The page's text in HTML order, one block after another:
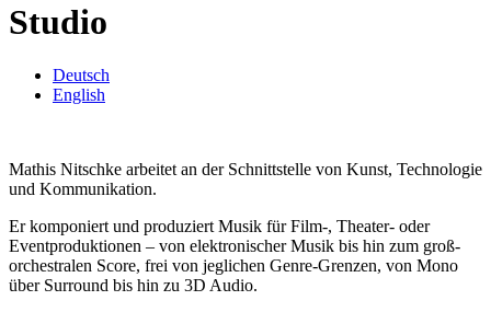
Studio
Deutsch
English
Mathis Nitschke arbeitet an der Schnittstelle von Kunst, Technologie
und Kommunikation.
Er komponiert und produziert Musik für Film-, Theater- oder
Eventproduktionen – von elektronischer Musik bis hin zum groß-
orchestralen Score, frei von jeglichen Genre-Grenzen, von Mono
über Surround bis hin zu 3D Audio.